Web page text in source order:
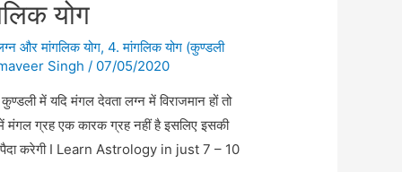
योग
और मांगलिक योग, 4. मांगलिक योग (कुण्डली
Singh / 07/05/2020
में यदि मंगल देवता लग्न में विराजमान हों तो
मंगल ग्रह एक कारक ग्रह नहीं है इसलिए इसकी
पैदा करेगी I Learn Astrology in just 7 – 10